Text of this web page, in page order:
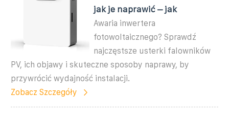
jak je naprawić – jak
Awaria inwertera
fotowoltaicznego? Sprawdź
najczęstsze usterki falowników
PV, ich objawy i skuteczne sposoby naprawy, by
przywrócić wydajność instalacji.
Zobacz Szczegóły